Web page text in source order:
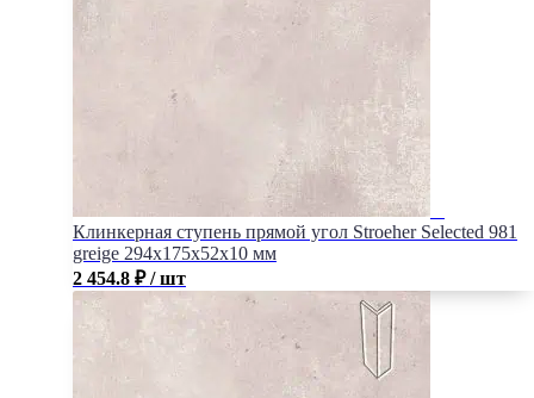
Клинкерная ступень прямой угол Stroeher Selected 981
greige 294х175х52х10 мм
2 454.8 ₽ / шт